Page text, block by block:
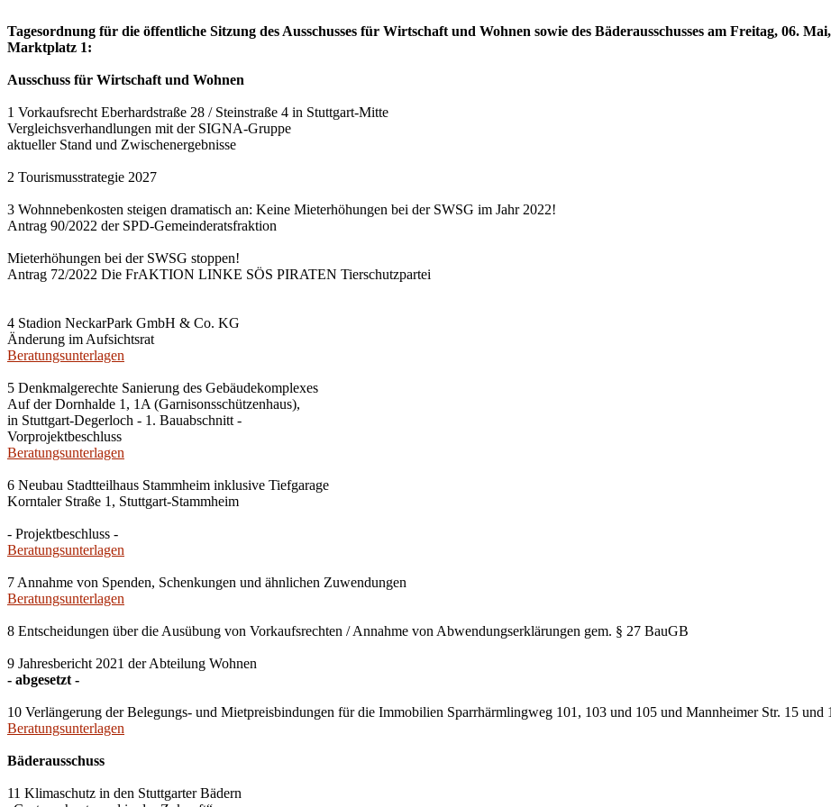
Tagesordnung für die öffentliche Sitzung des Ausschusses für Wirtschaft und Wohnen sowie des Bäderausschusses am Freitag, 06.
Marktplatz 1:
Ausschuss für Wirtschaft und Wohnen
1 Vorkaufsrecht Eberhardstraße 28 / Steinstraße 4 in Stuttgart-Mitte
Vergleichsverhandlungen mit der SIGNA-Gruppe
aktueller Stand und Zwischenergebnisse
2 Tourismusstrategie 2027
3 Wohnnebenkosten steigen dramatisch an: Keine Mieterhöhungen bei der SWSG im Jahr 2022!
Antrag 90/2022 der SPD-Gemeinderatsfraktion
Mieterhöhungen bei der SWSG stoppen!
Antrag 72/2022 Die FrAKTION LINKE SÖS PIRATEN Tierschutzpartei
4 Stadion NeckarPark GmbH & Co. KG
Änderung im Aufsichtsrat
Beratungsunterlagen
5 Denkmalgerechte Sanierung des Gebäudekomplexes
Auf der Dornhalde 1, 1A (Garnisonsschützenhaus),
in Stuttgart-Degerloch - 1. Bauabschnitt -
Vorprojektbeschluss
Beratungsunterlagen
6 Neubau Stadtteilhaus Stammheim inklusive Tiefgarage
Korntaler Straße 1, Stuttgart-Stammheim
- Projektbeschluss -
Beratungsunterlagen
7 Annahme von Spenden, Schenkungen und ähnlichen Zuwendungen
Beratungsunterlagen
8 Entscheidungen über die Ausübung von Vorkaufsrechten / Annahme von Abwendungserklärungen gem. § 27 BauGB
9 Jahresbericht 2021 der Abteilung Wohnen
- abgesetzt -
10 Verlängerung der Belegungs- und Mietpreisbindungen für die Immobilien Sparrhärmlingweg 101, 103 und 105 und Mannheimer Str. 15 und
Beratungsunterlagen
Bäderausschuss
11 Klimaschutz in den Stuttgarter Bädern